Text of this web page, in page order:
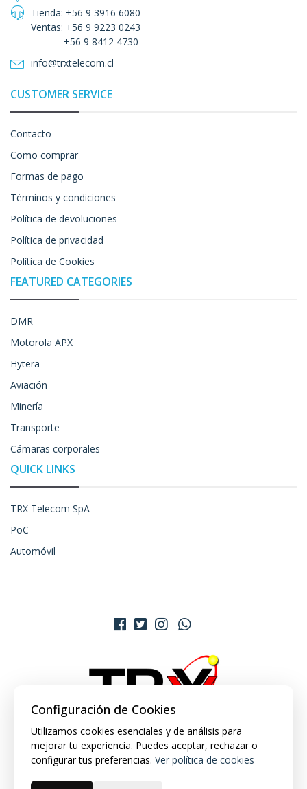
Tienda: +56 9 3916 6080
Ventas: +56 9 9223 0243
+56 9 8412 4730
info@trxtelecom.cl
CUSTOMER SERVICE
Contacto
Como comprar
Formas de pago
Términos y condiciones
Política de devoluciones
Política de privacidad
Política de Cookies
FEATURED CATEGORIES
DMR
Motorola APX
Hytera
Aviación
Minería
Transporte
Cámaras corporales
QUICK LINKS
TRX Telecom SpA
PoC
Automóvil
Configuración de Cookies
Utilizamos cookies esenciales y de análisis para
mejorar tu experiencia. Puedes aceptar, rechazar o
configurar tus preferencias. Ver política de cookies